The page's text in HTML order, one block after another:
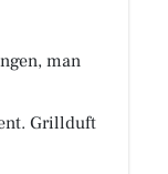
man
Grillduft